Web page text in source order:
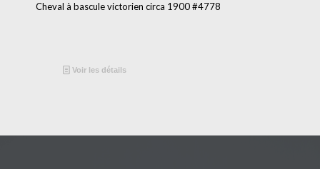
Cheval à bascule victorien circa 1900 #4778
Voir les détails